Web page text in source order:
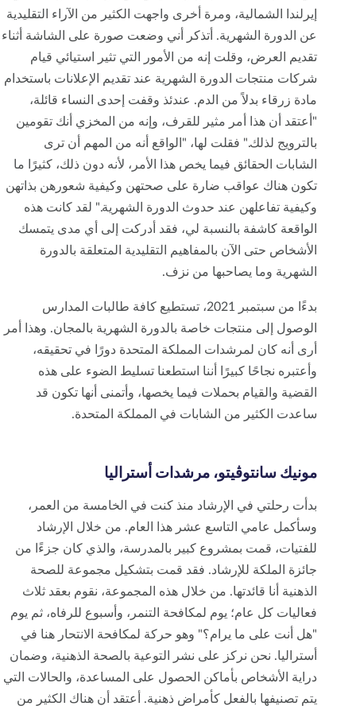
إيرلندا الشمالية، ومرة أخرى واجهت الكثير من الآراء التقليدية
عن الدورة الشهرية. أتذكر أني وضعت صورة على الشاشة أثناء
تقديم العرض، وقلت إنه من الأمور التي تثير استيائي قيام
شركات منتجات الدورة الشهرية عند تقديم الإعلانات باستخدام
مادة زرقاء بدلاً من الدم. عندئذ وقفت إحدى النساء قائلة،
"أعتقد أن هذا أمر مثير للقرف، وإنه من المخزي أنك تقومين
بالترويج لذلك." فقلت لها، "الواقع أنه من المهم أن ترى
الشابات الحقائق فيما يخص هذا الأمر، لأنه دون ذلك، كثيرًا ما
تكون هناك عواقب ضارة على صحتهن وكيفية شعورهن بذاتهن
وكيفية تفاعلهن عند حدوث الدورة الشهرية." لقد كانت هذه
الواقعة كاشفة بالنسبة لي، فقد أدركت إلى أي مدى يتمسك
الأشخاص حتى الآن بالمفاهيم التقليدية المتعلقة بالدورة
الشهرية وما يصاحبها من نزف.
بدءًا من سبتمبر 2021، تستطيع كافة طالبات المدارس
الوصول إلى منتجات خاصة بالدورة الشهرية بالمجان. وهذا أمر
أرى أنه كان لمرشدات المملكة المتحدة دورًا في تحقيقه،
وأعتبره نجاحًا كبيرًا أننا استطعنا تسليط الضوء على هذه
القضية والقيام بحملات فيما يخصها، وأتمنى أنها تكون قد
ساعدت الكثير من الشابات في المملكة المتحدة.
مونيك سانتوڤيتو، مرشدات أستراليا
بدأت رحلتي في الإرشاد منذ كنت في الخامسة من العمر،
وسأكمل عامي التاسع عشر هذا العام. من خلال الإرشاد
للفتيات، قمت بمشروع كبير بالمدرسة، والذي كان جزءًا من
جائزة الملكة للإرشاد. فقد قمت بتشكيل مجموعة للصحة
الذهنية أنا قائدتها. من خلال هذه المجموعة، نقوم بعقد ثلاث
فعاليات كل عام؛ يوم لمكافحة التنمر، وأسبوع للرفاه، ثم يوم
"هل أنت على ما يرام؟" وهو حركة لمكافحة الانتحار هنا في
أستراليا. نحن نركز على نشر التوعية بالصحة الذهنية، وضمان
دراية الأشخاص بأماكن الحصول على المساعدة، والحالات التي
يتم تصنيفها بالفعل كأمراض ذهنية. أعتقد أن هناك الكثير من